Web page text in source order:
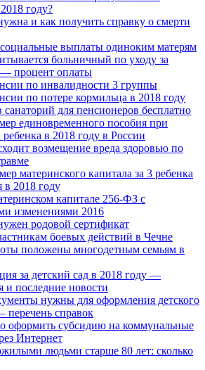
году?
и как получить справку о смерти
выплаты одиноким матерям
больничный по уходу за
процент оплаты
по инвалидности 3 группы
по потере кормильца в 2018 году
для пенсионеров бесплатно
единовременного пособия при
в 2018 году в России
возмещение вреда здоровью по
материнского капитала за 3 ребенка
в 2018 году
капитале 256-ФЗ с
изменениями 2016
родовой сертификат
боевых действий в Чечне
положены многодетным семьям в
за детский сад в 2018 году —
и последние новости
нужны для оформления детского
перечень справок
оформить субсидию на коммунальные
Интернет
людьми старше 80 лет: сколько